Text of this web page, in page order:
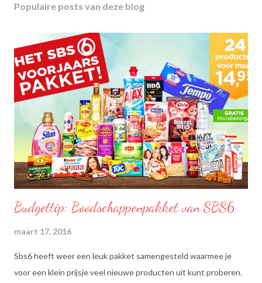
Populaire posts van deze blog
Budgettip: Boodschappenpakket van SBS6
maart 17, 2016
Sbs6 heeft weer een leuk pakket samengesteld waarmee je
voor een klein prijsje veel nieuwe producten uit kunt proberen.